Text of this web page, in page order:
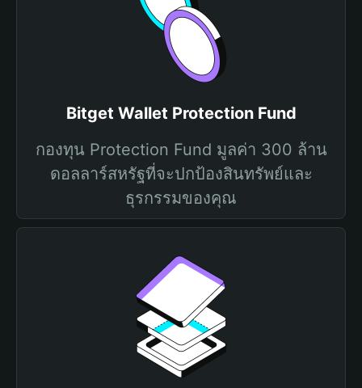
Bitget Wallet Protection Fund
กองทุน Protection Fund มูลค่า 300 ล้าน
ดอลลาร์สหรัฐที่จะปกป้องสินทรัพย์และ
ธุรกรรมของคุณ